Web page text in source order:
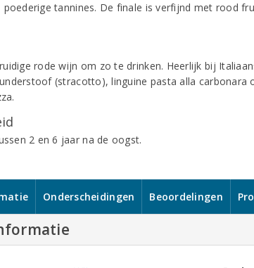
poederige tannines. De finale is verfijnd met rood
rode wijn om zo te drinken. Heerlijk bij
(stracotto), linguine pasta alla carbonara
2 en 6 jaar na de oogst.
Onderscheidingen Beoordelingen